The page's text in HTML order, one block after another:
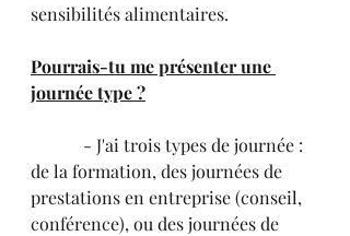
sensibilités alimentaires.
Pourrais-tu me présenter une
journée type ?
de la formation, des journées de
prestations en entreprise (conseil,
conférence), ou des journées de